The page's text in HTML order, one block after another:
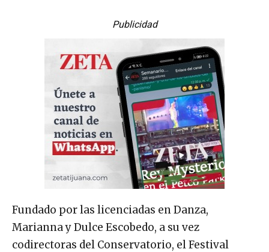
Publicidad
Fundado por las licenciadas en Danza,
Marianna y Dulce Escobedo, a su vez
codirectoras del Conservatorio, el Festival